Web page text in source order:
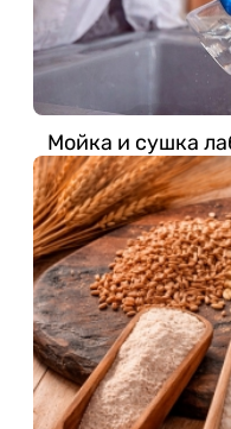
Мойка и сушка